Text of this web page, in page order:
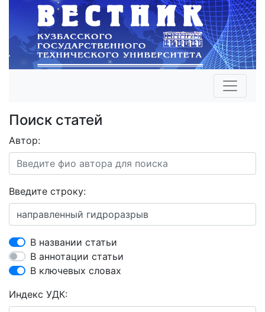
Поиск статей
Автор:
Введите строку:
В названии статьи
В аннотации статьи
В ключевых словах
Индекс УДК: